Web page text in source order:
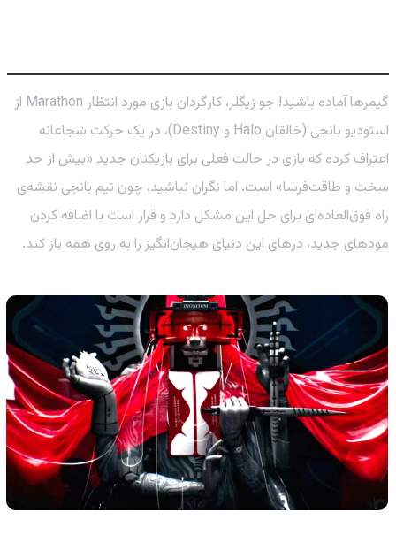
گیمرها آماده باشید! جو زیگلر، کارگردان بازی مورد انتظار Marathon از
استودیو بانجی (خالقان Halo و Destiny)، در یک حرکت شجاعانه
اعتراف کرده که بازی در حالت فعلی برای بازیکنان جدید «بیش از حد
سخت و طاقت‌فرسا» است. اما نگران نباشید، چون تیم بانجی نقشه‌ی
راه فوق‌العاده‌ای برای حل این مشکل دارد و قرار است با اضافه کردن
مودهای جدید، درهای این دنیای هیجان‌انگیز را به روی همه باز کند.